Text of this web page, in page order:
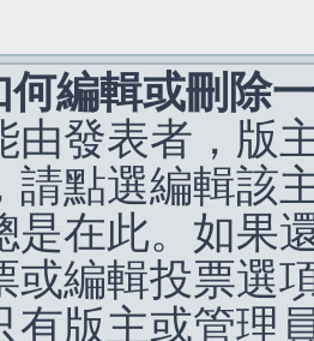
何編輯或刪除
由發表者，版
請點選編輯該
是在此。如果
或編輯投票選
有版主或管理